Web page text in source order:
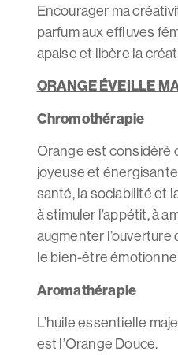
Encourager ma
parfum aux effluves
apaise et libère la
ORANGE ÉVEILLE
Chromothérapie
Orange est considéré
joyeuse et
santé, la sociabilité et
à stimuler l’appétit, à
augmenter l’ouverture
le bien-être
Aromathérapie
L’huile essentielle
est l’Orange Douce.